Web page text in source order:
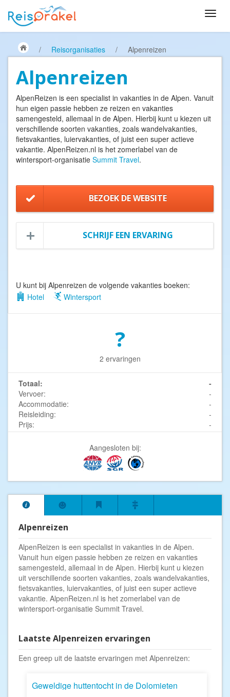
/ Reisorganisaties / Alpenreizen
Alpenreizen
AlpenReizen is een specialist in vakanties in de Alpen. Vanuit
hun eigen passie hebben ze reizen en vakanties
samengesteld, allemaal in de Alpen. Hierbij kunt u kiezen uit
verschillende soorten vakanties, zoals wandelvakanties,
fietsvakanties, luiervakanties, of juist een super actieve
vakantie. AlpenReizen.nl is het zomerlabel van de
wintersport-organisatie Summit Travel.
BEZOEK DE WEBSITE
SCHRIJF EEN ERVARING
U kunt bij Alpenreizen de volgende vakanties boeken:
Hotel
Wintersport
?
2 ervaringen
Totaal:
-
Vervoer:
-
Accommodatie:
-
Reisleiding:
-
Prijs:
-
Aangesloten bij:
Alpenreizen
AlpenReizen is een specialist in vakanties in de Alpen.
Vanuit hun eigen passie hebben ze reizen en vakanties
samengesteld, allemaal in de Alpen. Hierbij kunt u kiezen
uit verschillende soorten vakanties, zoals wandelvakanties,
fietsvakanties, luiervakanties, of juist een super actieve
vakantie. AlpenReizen.nl is het zomerlabel van de
wintersport-organisatie Summit Travel.
Laatste Alpenreizen ervaringen
Een greep uit de laatste ervaringen met Alpenreizen:
Geweldige huttentocht in de Dolomieten